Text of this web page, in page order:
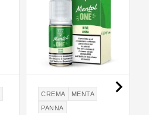
CREMA
MENTA
PANNA
